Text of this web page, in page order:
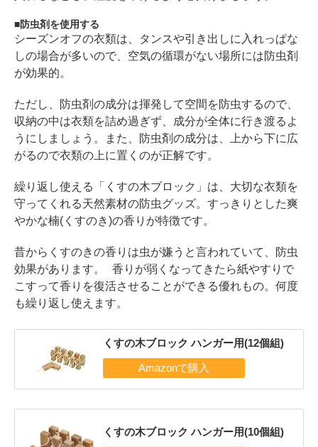
防虫剤を使用する
シーズンオフの衣類は、タンスや引き出しに入れっぱな
しの場合が多いので、空気の循環がない場所には防虫剤
が効果的。
ただし、防虫剤の成分は揮発して空間を防虫するので、
収納の中は衣類を詰め過ぎず、成分が全体に行き渡るよ
うにしましょう。また、防虫剤の成分は、上から下に広
がるので衣類の上に置くのが正解です。
繰り返し使える「くすの木ブロック」は、大切な衣類を
守ってくれる天然素材の防虫グッズ。すっきりとした爽
やかな楠(くすのき)の香りが特徴です。
昔からくすのきの香りは虫が嫌うと言われていて、防虫
効果があります。 香りが弱くなってきたら紙やすりで
こすって香りを復活させることができる優れもの。何度
も繰り返し使えます。
くすの木ブロック ハンガー用(12個組)
くすの木ブロック ハンガー用(10個組)